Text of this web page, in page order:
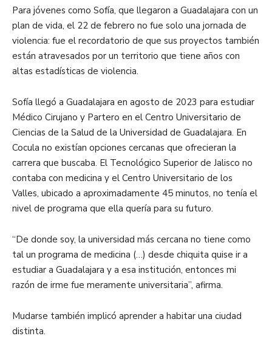
Para jóvenes como Sofía, que llegaron a Guadalajara con un
plan de vida, el 22 de febrero no fue solo una jornada de
violencia: fue el recordatorio de que sus proyectos también
están atravesados por un territorio que tiene años con
altas estadísticas de violencia.
Sofía llegó a Guadalajara en agosto de 2023 para estudiar
Médico Cirujano y Partero en el Centro Universitario de
Ciencias de la Salud de la Universidad de Guadalajara. En
Cocula no existían opciones cercanas que ofrecieran la
carrera que buscaba. El Tecnológico Superior de Jalisco no
contaba con medicina y el Centro Universitario de los
Valles, ubicado a aproximadamente 45 minutos, no tenía el
nivel de programa que ella quería para su futuro.
“De donde soy, la universidad más cercana no tiene como
tal un programa de medicina (…) desde chiquita quise ir a
estudiar a Guadalajara y a esa institución, entonces mi
razón de irme fue meramente universitaria”, afirma.
Mudarse también implicó aprender a habitar una ciudad
distinta.